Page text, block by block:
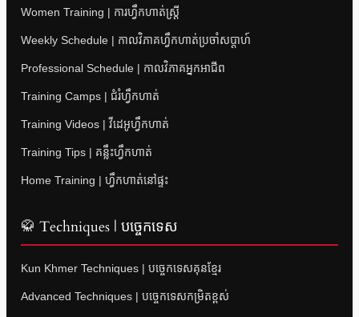
Women Training | ការហ្វឹកហាត់ស្ត្រី
Weekly Schedule | កាលវិភាគហ្វឹកហាត់ប្រចាំសប្តាហ៍
Professional Schedule | កាលវិភាគអ្នកអាជីព
Training Camps | ជំរំហ្វឹកហាត់
Training Videos | វីដេអូហ្វឹកហាត់
Training Tips | គន្លឹះហ្វឹកហាត់
Home Training | ហ្វឹកហាត់នៅផ្ទះ
🥋 Techniques | បច្ចេកទេស
Kun Khmer Techniques | បច្ចេកទេសគុនខ្មែរ
Advanced Techniques | បច្ចេកទេសកម្រិតខ្ពស់